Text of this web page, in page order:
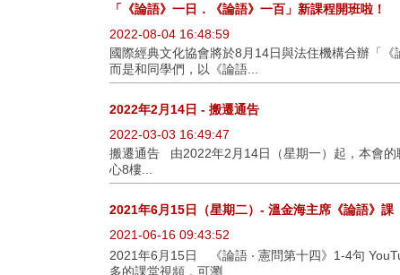
「《論語》一日．《論語》一百」新課程開班啦！
2022-08-04 16:48:59
國際經典文化協會將於8月14日與法住機構合辦「
而是和同學們，以《論語...
2022年2月14日 - 搬遷通告
2022-03-03 16:49:47
搬遷通告 由2022年2月14日（星期一）起，本會
心8樓...
2021年6月15日（星期二）- 溫金海主席《論語》課
2021-06-16 09:43:52
2021年6月15日 《論語 ‧ 憲問第十四》1-4句
多的課堂視頻，可瀏...